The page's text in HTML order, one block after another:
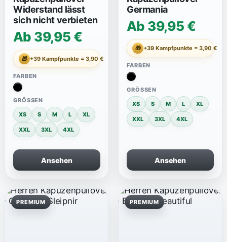
Widerstand lässt
sich nicht verbieten
Ab 39,95 €
🎁 +39 Kampfpunkte = 3,90 €
FARBEN
GRÖSSEN
XS
S M L XL
XXL 3XL 4XL
Ansehen
Germania
Ab 39,95 €
🎁 +39 Kampfpunkte = 3,90 €
FARBEN
GRÖSSEN
XS
S M L XL
XXL 3XL 4XL
Ansehen
PREMIUM PREMIUM